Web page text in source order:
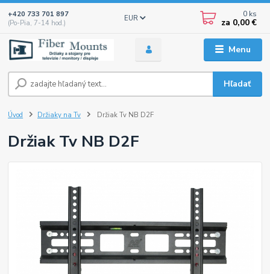
Menu
EUR
Hľadať
+420 733 701 897
(Po-Pia, 7-14 hod.)
0 ks
za 0,00 €
Úvod Držiaky na Tv Držiak Tv NB D2F
Držiak Tv NB D2F